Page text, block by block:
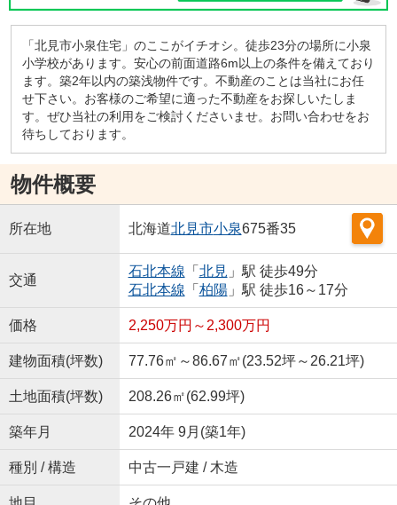
「北見市小泉住宅」のここがイチオシ。徒歩23分の場所に小泉
小学校があります。安心の前面道路6m以上の条件を備えており
ます。築2年以内の築浅物件です。不動産のことは当社にお任
せ下さい。お客様のご希望に適った不動産をお探しいたしま
す。ぜひ当社の利用をご検討くださいませ。お問い合わせをお
待ちしております。
物件概要
所在地 北海道北見市小泉675番35
交通
石北本線 「 北見 」駅 徒歩49分
石北本線 「 柏陽」駅 徒歩16～17分
価格 2,250万円～2,300万円
建物面積(坪数) 77.76㎡～86.67㎡(23.52坪～26.21坪)
土地面積(坪数) 208.26㎡(62.99坪)
築年月 2024年 9月(築1年)
種別 / 構造 中古一戸建 / 木造